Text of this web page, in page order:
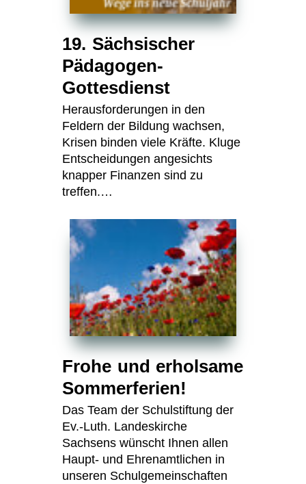
19. Sächsischer
Pädagogen-
Gottesdienst
Herausforderungen in den
Feldern der Bildung wachsen,
Krisen binden viele Kräfte. Kluge
Entscheidungen angesichts
knapper Finanzen sind zu
treffen.…
Frohe und erholsame
Sommerferien!
Das Team der Schulstiftung der
Ev.-Luth. Landeskirche
Sachsens wünscht Ihnen allen
Haupt- und Ehrenamtlichen in
unseren Schulgemeinschaften